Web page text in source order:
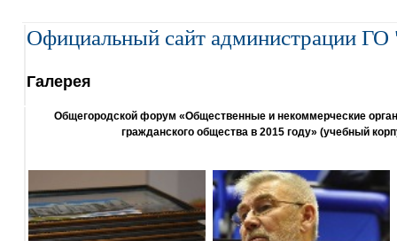
Официальный сайт администрации ГО
Галерея
Общегородской форум «Общественные и некоммерческие
гражданского общества в 2015 году» (учебный